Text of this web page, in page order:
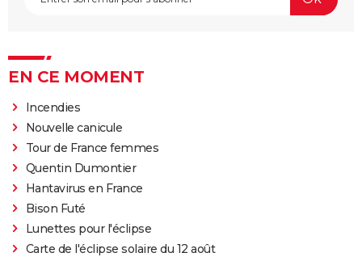
EN CE MOMENT
Incendies
Nouvelle canicule
Tour de France femmes
Quentin Dumontier
Hantavirus en France
Bison Futé
Lunettes pour l'éclipse
Carte de l'éclipse solaire du 12 août